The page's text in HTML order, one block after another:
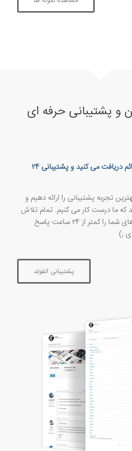
و پشتیبانی حرفه ای
پس از خرید آپدیت ها را دائم دریافت می کنید و پشتیبانی ۲۴
تجربه پشتیبانی را ارائه دهیم و
که ما درست کار می کنیم. تمام تلاش
ما بر این هست که تیکت های شما را کمتر از ۲۴ ساعت پاسخ
;)
پشتیبانی انفولد